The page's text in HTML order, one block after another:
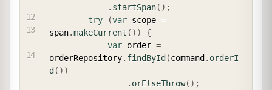
. startSpan( ) ;
try
(var scope =
span.makeCurrent ( ) )
{
var order =
orderRepository. findById (command . orderI
d ( ) )
. orElseThrow( ) ;